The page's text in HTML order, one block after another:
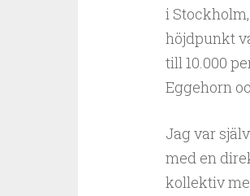
i
höjdpunkt
till 10.000
Eggehorn
Jag var
med en
kollektiv